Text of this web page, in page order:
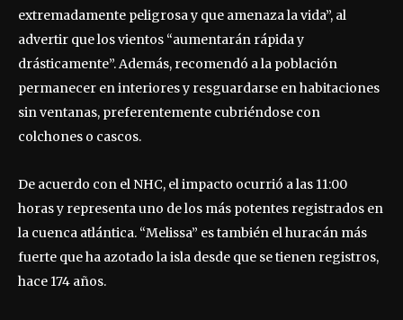
extremadamente peligrosa y que amenaza la vida”, al
advertir que los vientos “aumentarán rápida y
drásticamente”. Además, recomendó a la población
permanecer en interiores y resguardarse en habitaciones
sin ventanas, preferentemente cubriéndose con
colchones o cascos.
De acuerdo con el NHC, el impacto ocurrió a las 11:00
horas y representa uno de los más potentes registrados en
la cuenca atlántica. “Melissa” es también el huracán más
fuerte que ha azotado la isla desde que se tienen registros,
hace 174 años.